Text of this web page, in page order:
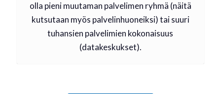
olla pieni muutaman palvelimen ryhmä (näitä
kutsutaan myös palvelinhuoneiksi) tai suuri
tuhansien palvelimien kokonaisuus
(datakeskukset).